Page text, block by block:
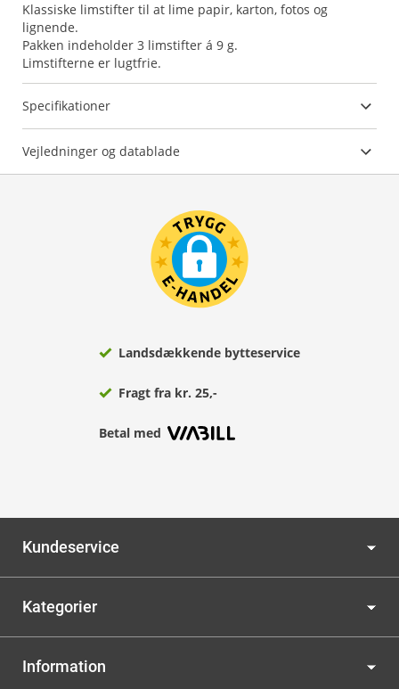
Klassiske limstifter til at lime papir, karton, fotos og
lignende.
Pakken indeholder 3 limstifter á 9 g.
Limstifterne er lugtfrie.
Specifikationer
Vejledninger og datablade
Landsdækkende bytteservice
Fragt fra kr. 25,-
Betal med
Kundeservice
Kategorier
Information